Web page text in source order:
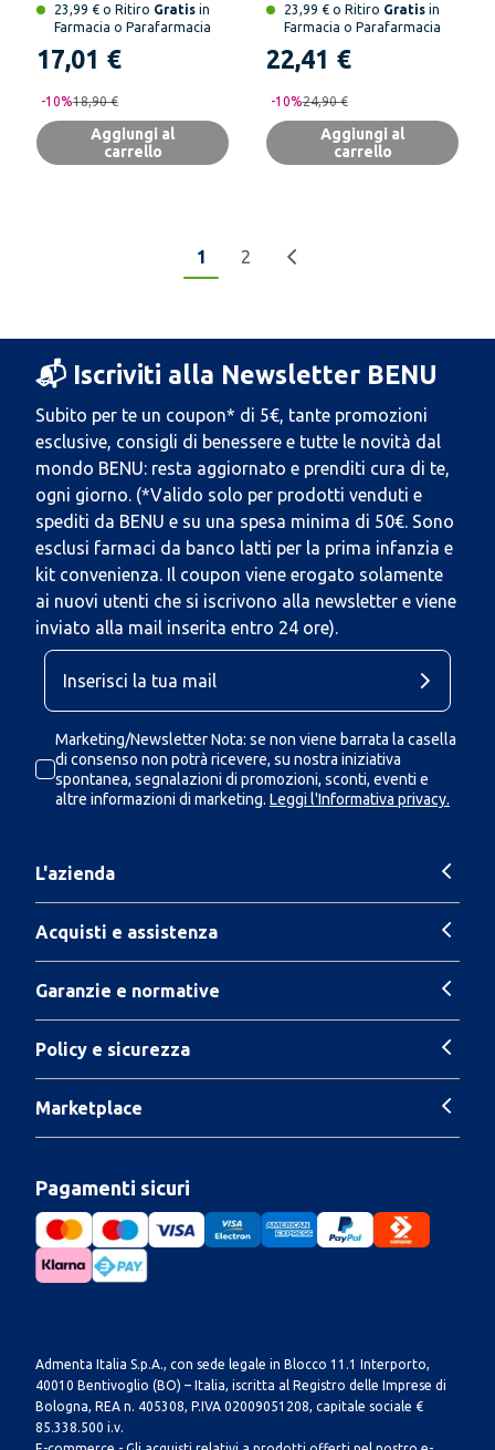
23,99 € o Ritiro Gratis in
Farmacia o Parafarmacia
17,01 €
-10%18,90 €
Aggiungi al
carrello
23,99 € o Ritiro Gratis in
Farmacia o Parafarmacia
22,41 €
-10%24,90 €
Aggiungi al
carrello
1 2
📬 Iscriviti alla Newsletter BENU
Subito per te un coupon* di 5€, tante promozioni
esclusive, consigli di benessere e tutte le novità dal
mondo BENU: resta aggiornato e prenditi cura di te,
ogni giorno. (*Valido solo per prodotti venduti e
spediti da BENU e su una spesa minima di 50€. Sono
esclusi farmaci da banco latti per la prima infanzia e
kit convenienza. Il coupon viene erogato solamente
ai nuovi utenti che si iscrivono alla newsletter e viene
inviato alla mail inserita entro 24 ore).
Marketing/Newsletter Nota: se non viene barrata la casella
di consenso non potrà ricevere, su nostra iniziativa
spontanea, segnalazioni di promozioni, sconti, eventi e
altre informazioni di marketing. Leggi l'Informativa privacy.
L'azienda
Acquisti e assistenza
Garanzie e normative
Policy e sicurezza
Marketplace
Pagamenti sicuri
Admenta Italia S.p.A., con sede legale in Blocco 11.1 Interporto,
40010 Bentivoglio (BO) – Italia, iscritta al Registro delle Imprese di
Bologna, REA n. 405308, P.IVA 02009051208, capitale sociale €
85.338.500 i.v.